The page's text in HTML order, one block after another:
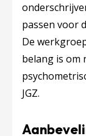
passen voor
De
belang is om
JGZ.